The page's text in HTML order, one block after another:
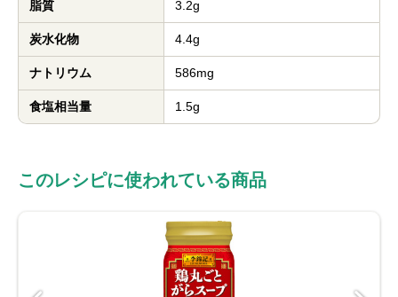
脂質 3.2g
炭水化物 4.4g
ナトリウム 586mg
食塩相当量 1.5g
このレシピに使われている商品